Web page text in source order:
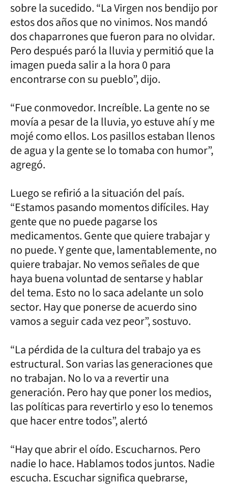
sobre la sucedido. “La Virgen nos bendijo por
estos dos años que no vinimos. Nos mandó
dos chaparrones que fueron para no olvidar.
Pero después paró la lluvia y permitió que la
imagen pueda salir a la hora 0 para
encontrarse con su pueblo”, dijo.
“Fue conmovedor. Increíble. La gente no se
movía a pesar de la lluvia, yo estuve ahí y me
mojé como ellos. Los pasillos estaban llenos
de agua y la gente se lo tomaba con humor”,
agregó.
Luego se refirió a la situación del país.
“Estamos pasando momentos difíciles. Hay
gente que no puede pagarse los
medicamentos. Gente que quiere trabajar y
no puede. Y gente que, lamentablemente, no
quiere trabajar. No vemos señales de que
haya buena voluntad de sentarse y hablar
del tema. Esto no lo saca adelante un solo
sector. Hay que ponerse de acuerdo sino
vamos a seguir cada vez peor”, sostuvo.
“La pérdida de la cultura del trabajo ya es
estructural. Son varias las generaciones que
no trabajan. No lo va a revertir una
generación. Pero hay que poner los medios,
las políticas para revertirlo y eso lo tenemos
que hacer entre todos”, alertó
“Hay que abrir el oído. Escucharnos. Pero
nadie lo hace. Hablamos todos juntos. Nadie
escucha. Escuchar significa quebrarse,